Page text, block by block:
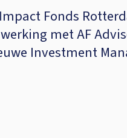
Fonds
met AF
Investment